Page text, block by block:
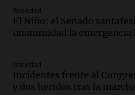
distraídos: ¿Qué pasa
cuando el padre mira
Educar entre todos
Tecnológico en Villa
edificios icónicos
Panorama Federal
Sociedad
El Niño: el Senado
unanimidad la emergencia
Sociedad
Incidentes frente al
y dos heridos tras la